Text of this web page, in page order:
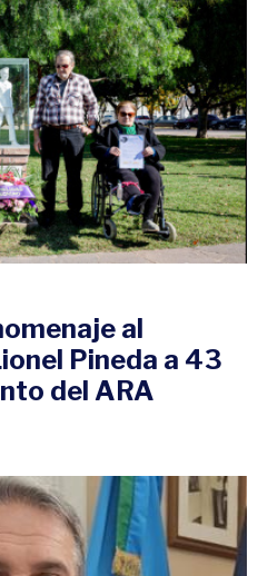
al
Pineda a 43
del ARA